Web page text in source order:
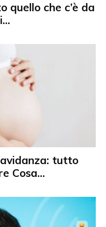
quello che c’è da
tutto
Cosa...